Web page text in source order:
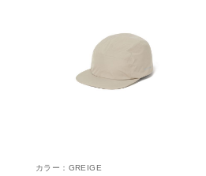
カラー： GREIGE